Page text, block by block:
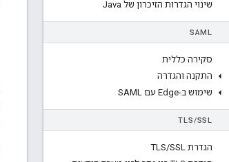
שינוי הגדרות הזיכרון של Java
SAML
סקירה כללית
התקנה והגדרה
שימוש ב-Edge עם SAML
TLS/SSL
הגדרת TLS /SSL